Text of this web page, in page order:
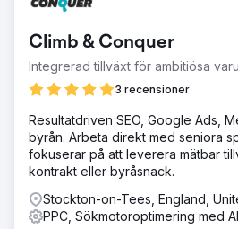
Climb & Conquer
Integrerad tillväxt för ambitiösa
3 recensioner
Resultatdriven SEO, Google Ads,
byrån. Arbeta direkt med seniora
fokuserar på att leverera mätbar
kontrakt eller byråsnack.
Stockton-on-Tees, England,
PPC, Sökmotoroptimering med AI